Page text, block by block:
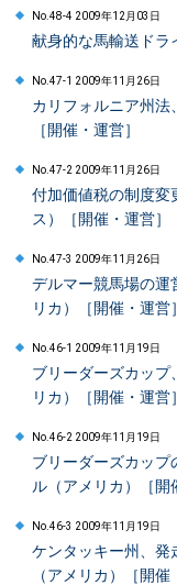
No.48-4 2009年12月03日
献身的な馬輸送ドラ
No.47-1 2009年11月26日
カリフォルニア州法
［開催・運営］
No.47-2 2009年11月26日
付加価値税の制度変
ス）［開催・運営］
No.47-3 2009年11月26日
デルマー競馬場の運
リカ）［開催・運営］
No.46-1 2009年11月19日
ブリーダーズカップ
リカ）［開催・運営］
No.46-2 2009年11月19日
ブリーダーズカップ
ル（アメリカ）［開
No.46-3 2009年11月19日
ケンタッキー州、発
（アメリカ）［開催